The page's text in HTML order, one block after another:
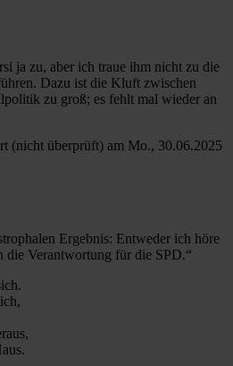
ja zu, aber ich traue ihm nicht zu die
Dazu ist die Kluft zwischen
zu groß; es fehlt mal wieder an
(nicht überprüft) am Mo., 30.06.2025
Ergebnis: Entweder ich höre
die Verantwortung für die SPD.“